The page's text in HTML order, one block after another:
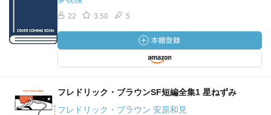
22 3.50 5
フレドリック・ブラウンSF短編全集1 星ねずみ
フレドリック・ブラウン 安原和見